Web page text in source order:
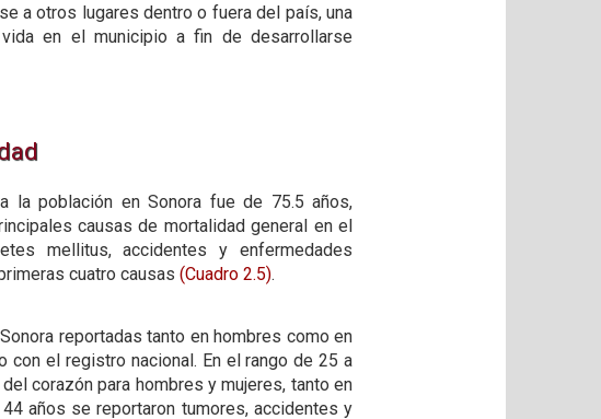
a otros lugares dentro o fuera del país, una
en el municipio a fin de desarrollarse
la población en Sonora fue de 75.5 años,
causas de mortalidad general en el
mellitus, accidentes y enfermedades
cuatro causas (Cuadro 2.5).
reportadas tanto en hombres como en
el registro nacional. En el rango de 25 a
corazón para hombres y mujeres, tanto en
años se reportaron tumores, accidentes y